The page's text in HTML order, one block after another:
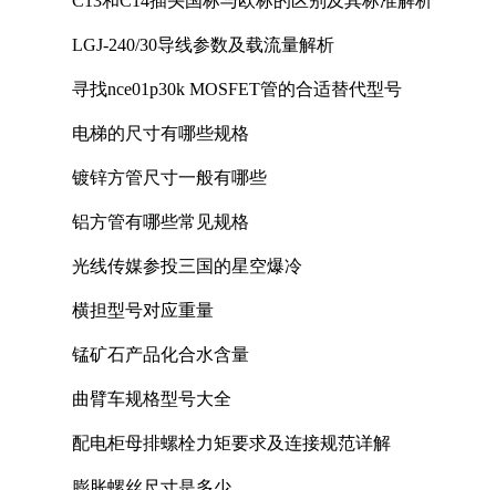
LGJ-240/30导线参数及载流量解析
寻找nce01p30k MOSFET管的合适替代型号
电梯的尺寸有哪些规格
镀锌方管尺寸一般有哪些
铝方管有哪些常见规格
光线传媒参投三国的星空爆冷
横担型号对应重量
锰矿石产品化合水含量
曲臂车规格型号大全
配电柜母排螺栓力矩要求及连接规范详解